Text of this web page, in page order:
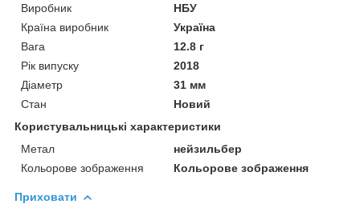
Виробник
НБУ
Країна виробник
Україна
Вага
12.8 г
Рік випуску
2018
Діаметр
31 мм
Стан
Новий
Користувальницькі характеристики
Метал
нейзильбер
Кольорове зображення
Кольорове зображення
Приховати